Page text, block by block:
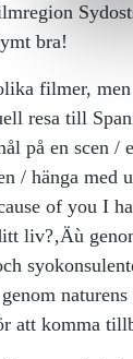
bra!
filmer,
resa till
på en scen /
/ hänga med
of you I
liv?‚Äù
att komma